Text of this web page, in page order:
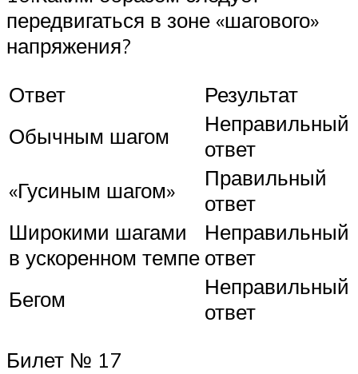
передвигаться в зоне «шагового»
напряжения?
Ответ
Результат
Обычным шагом
Неправильный
ответ
«Гусиным шагом»
Правильный
ответ
Широкими шагами
в ускоренном темпе
Неправильный
ответ
Бегом
Неправильный
ответ
Билет № 17